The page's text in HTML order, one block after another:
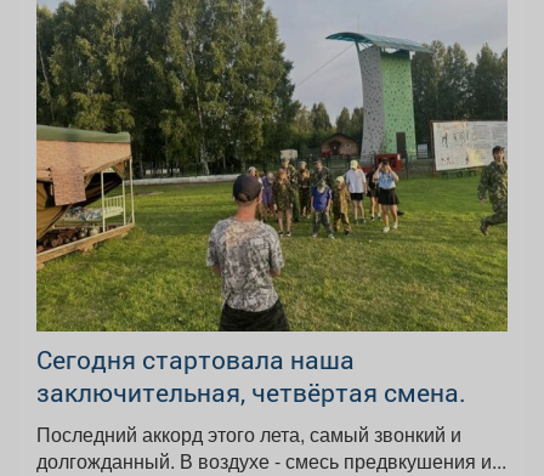
Сегодня стартовала наша
заключительная, четвёртая смена.
Последний аккорд этого лета, самый звонкий и
долгожданный. В воздухе - смесь предвкушения и...